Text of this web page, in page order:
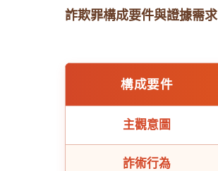
詐欺罪構成要件與證據需求
構成要件
主觀意圖
詐術行為